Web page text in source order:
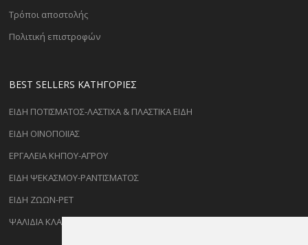
Τρόποι αποστολής
Πολιτική επιστροφών
BEST SELLERS ΚΑΤΗΓΟΡΊΕΣ
ΕΙΔΗ ΠΟΤΙΣΜΑΤΟΣ-ΛΑΣΤΙΧΑ & ΠΛΑΣΤΙΚΑ ΕΙΔΗ
ΕΙΔΗ ΟΙΝΟΠΟΙΪΑΣ
ΕΡΓΑΛΕΙΑ ΚΗΠΟΥ-ΑΓΡΟΥ
ΕΙΔΗ ΨΕΚΑΣΜΟΥ-ΡΑΝΤΙΣΜΑΤΟΣ
ΕΙΔΗ ΖΩΩΝ-PET
ΨΑΛΙΔΙΑ ΚΛΑΔΕΜΑΤΟΣ